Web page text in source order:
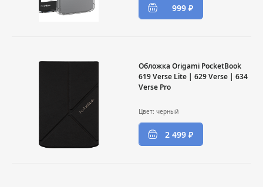
999 ₽
Обложка Origami PocketBook
619 Verse Lite | 629 Verse | 634
Verse Pro
Цвет: черный
2 499 ₽